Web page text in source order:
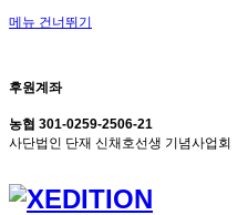
메뉴 건너뛰기
후원계좌
농협 301-0259-2506-21
사단법인 단재 신채호선생 기념사업회